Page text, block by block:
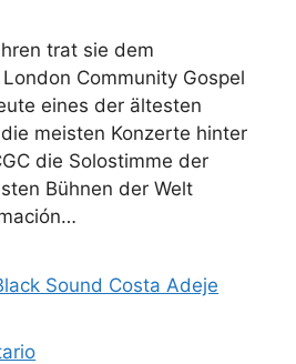
trat sie dem
Community Gospel
eines der ältesten
meisten Konzerte hinter
die Solostimme der
Bühnen der Welt
Sound Costa Adeje